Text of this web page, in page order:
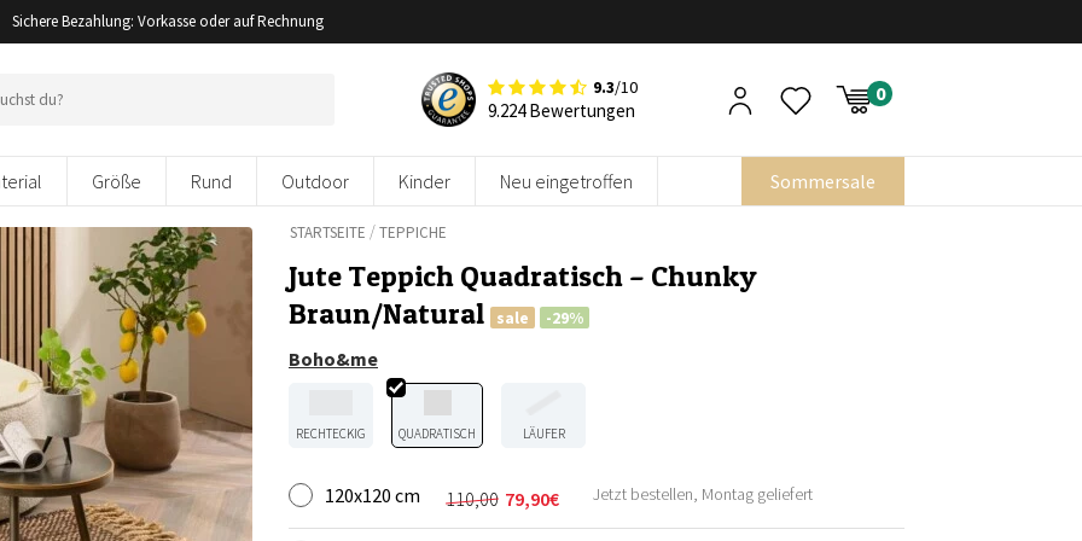
Sichere Bezahlung: Vorkasse oder auf Rechnung
9.3/10
9.224 Bewertungen
Größe Rund Outdoor Kinder Neu eingetroffen Sommersale
STARTSEITE /TEPPICHE
Jute Teppich Quadratisch – Chunky
Braun/Natural
sale -29%
Boho&me
RECHTECKIG QUADRATISCH LÄUFER
120x120 cm 110,00
Ursprünglicher
Preis
79,90€
Aktueller
Preis
Jetzt bestellen, Montag geliefert